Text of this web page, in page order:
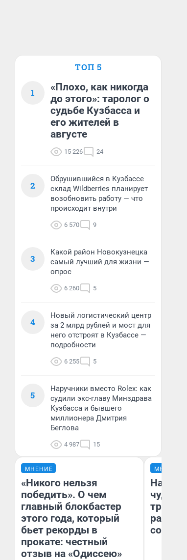
ТОП 5
1
«Плохо, как никогда
до этого»: таролог о
судьбе Кузбасса и
его жителей в
августе
15 226 24
2
Обрушившийся в Кузбассе
склад Wildberries планирует
возобновить работу — что
происходит внутри
6 570 9
3
Какой район Новокузнецка
самый лучший для жизни —
опрос
6 260 5
4
Новый логистический центр
за 2 млрд рублей и мост для
него отстроят в Кузбассе —
подробности
6 255 5
5
Наручники вместо Rolex: как
судили экс-главу Минздрава
Кузбасса и бывшего
миллионера Дмитрия
Беглова
4 987 15
МНЕНИЕ
«Никого нельзя
победить». О чем
главный блокбастер
этого года, который
бьет рекорды в
прокате: честный
отзыв на «Одиссею»
МНЕНИЕ
чудом